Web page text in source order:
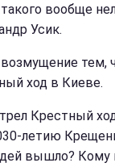
вообще
Усик.
тем,
ход в Киеве.
Крестный
летию
вышло? Кому